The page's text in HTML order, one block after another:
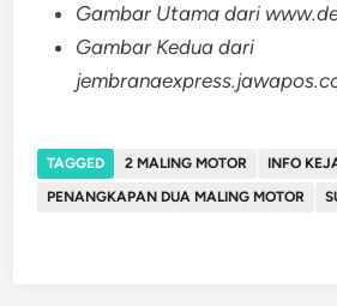
Gambar Utama dari
Gambar Kedua dari
TAGGED 2 MALING MOTOR
INFO
PENANGKAPAN DUA MALING MOTOR